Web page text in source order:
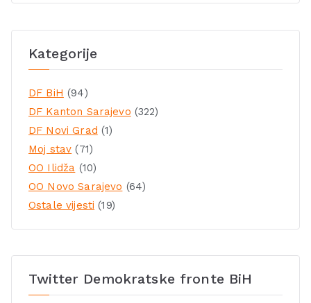
Kategorije
DF BiH (94)
DF Kanton Sarajevo (322)
DF Novi Grad (1)
Moj stav (71)
OO Ilidža (10)
OO Novo Sarajevo (64)
Ostale vijesti (19)
Twitter Demokratske fronte BiH